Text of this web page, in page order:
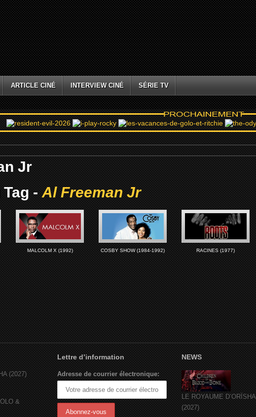
ARTICLE CINÉ INTERVIEW CINÉ SÉRIE TV
Jr
Tag -Al Freeman Jr
MALCOLM X (1992) COSBY SHOW (1984-1992) RACINES (1977)
(2027)
&
Lettre d’information
Adresse de courrier électronique:
NEWS
LE ROYAUME D’ORÏSHA
(2027)